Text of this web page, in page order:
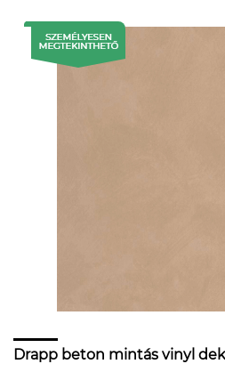
Drapp beton mintás vinyl